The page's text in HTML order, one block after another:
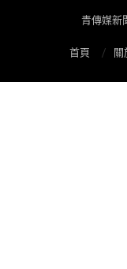
青傳媒新
首頁 關